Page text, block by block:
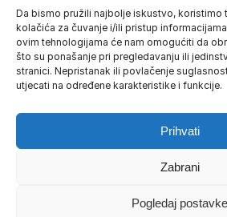
Da bismo pružili najbolje iskustvo, koristimo
kolačića za čuvanje i/ili pristup
ovim tehnologijama će nam omogućiti da
što su ponašanje pri pregledavanju ili
stranici. Nepristanak ili povlačenje
utjecati na određene karakteristike i funkcije.
Prihvati
Zabrani
Pogledaj postavke
Tokar / tokarica
Jakšić
Njegovatelj / njegovateljica starijih i
Resnik
Pravila privatnosti